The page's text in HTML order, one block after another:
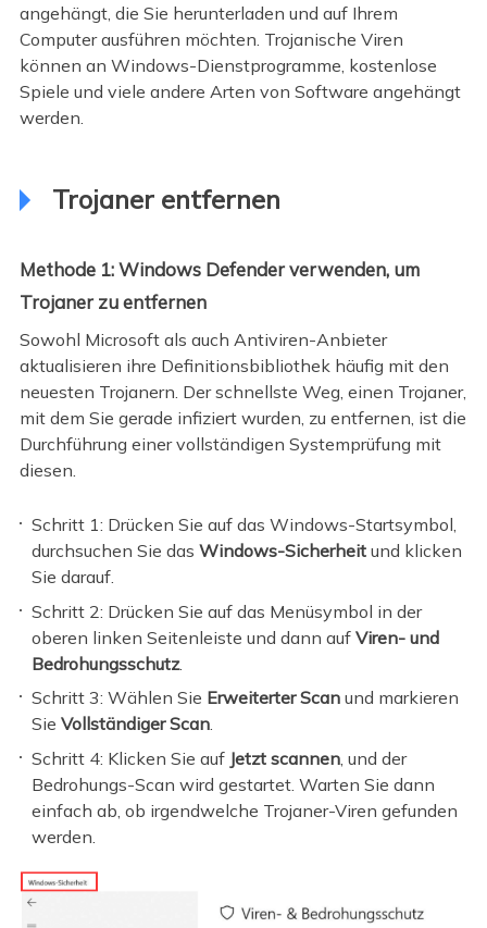
angehängt, die Sie herunterladen und auf Ihrem
Computer ausführen möchten. Trojanische Viren
können an Windows-Dienstprogramme, kostenlose
Spiele und viele andere Arten von Software angehängt
werden.
Trojaner entfernen
Methode 1: Windows Defender verwenden, um
Trojaner zu entfernen
Sowohl Microsoft als auch Antiviren-Anbieter
aktualisieren ihre Definitionsbibliothek häufig mit den
neuesten Trojanern. Der schnellste Weg, einen Trojaner,
mit dem Sie gerade infiziert wurden, zu entfernen, ist die
Durchführung einer vollständigen Systemprüfung mit
diesen.
Schritt 1: Drücken Sie auf das Windows-Startsymbol,
durchsuchen Sie dasWindows-Sicherheit und klicken
Sie darauf.
Schritt 2: Drücken Sie auf das Menüsymbol in der
oberen linken Seitenleiste und dann aufViren- und
Bedrohungsschutz.
Schritt 3: Wählen Sie Erweiterter Scan und markieren
SieVollständiger Scan.
Schritt 4: Klicken Sie auf Jetzt scannen , und der
Bedrohungs-Scan wird gestartet. Warten Sie dann
einfach ab, ob irgendwelche Trojaner-Viren gefunden
werden.